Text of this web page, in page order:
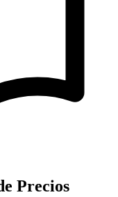
Precios